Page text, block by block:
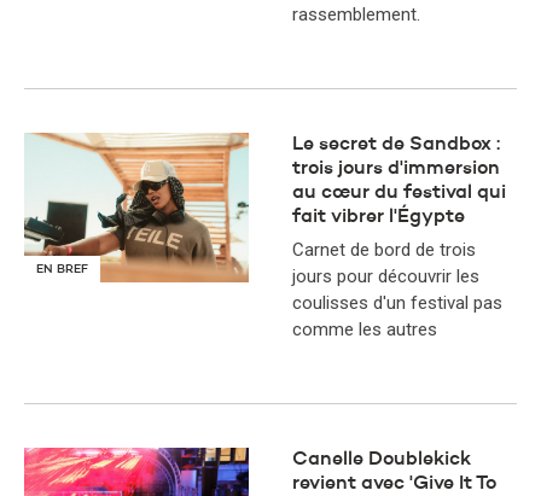
rassemblement.
EN BREF
Le secret de Sandbox :
trois jours d'immersion
au cœur du festival qui
fait vibrer l'Égypte
Carnet de bord de trois
jours pour découvrir les
coulisses d'un festival pas
comme les autres
Canelle Doublekick
revient avec 'Give It To